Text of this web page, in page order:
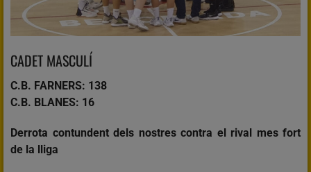
CADET MASCULÍ
C.B. FARNERS: 138
C.B. BLANES: 16
Derrota contundent dels nostres contra el rival mes fort
de la lliga